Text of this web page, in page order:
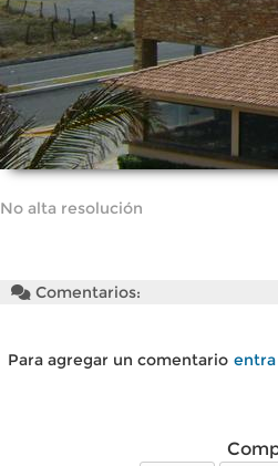
No alta resolución
Comentarios:
Para agregar un comentario